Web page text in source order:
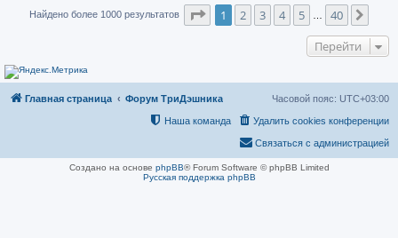
н
о
и
Найдено более 1000 результатов Страница1 из
1 2 3 4 5 40
Перейти
Главная страница Форум ТриДэшника Часовой пояс: UTC+03:00
Удалить cookies конференции
Наша команда
Связаться с администрацией
Создано на основе phpBB® Forum Software © phpBB Limited
Русская поддержка phpBB